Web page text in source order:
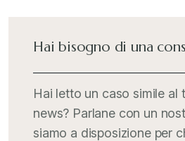
Iva comunitaria e nazionale
Hai bisogno di una
Hai letto un caso simile al
news? Parlane con un
siamo a disposizione per